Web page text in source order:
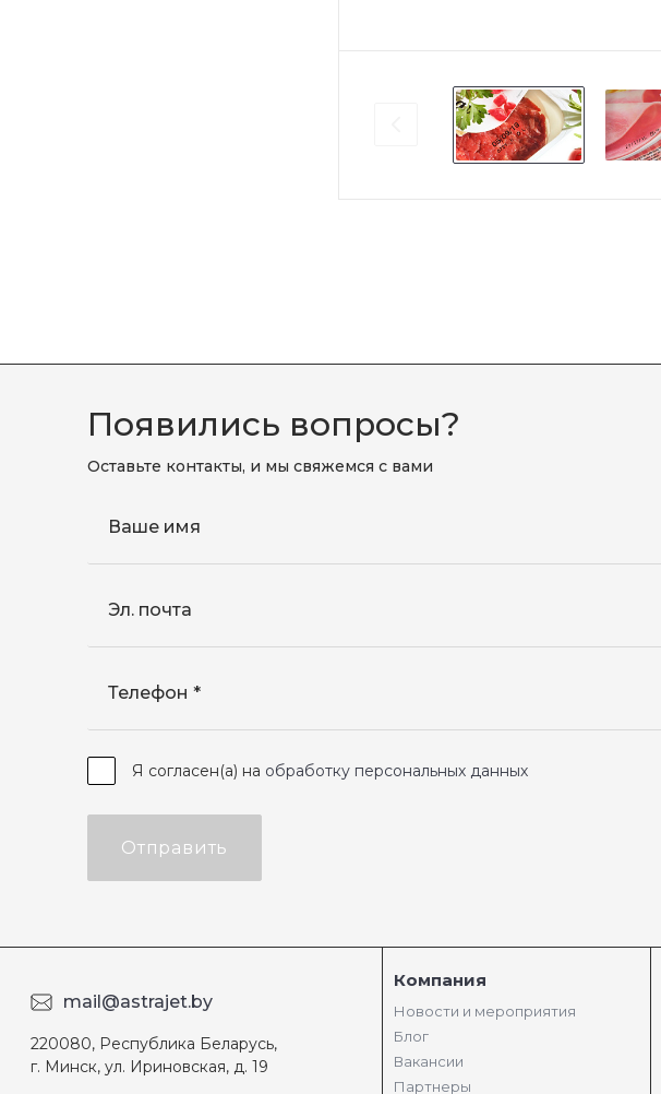
Появились вопросы?
Оставьте контакты, и мы свяжемся с вами
Ваше имя
Эл. почта
Телефон
Я согласен(а) на обработку персональных данных
Отправить
mail@astrajet.by
220080, Республика Беларусь,
г. Минск, ул. Ириновская, д. 19
Компания
Новости и мероприятия
Блог
Вакансии
Партнеры